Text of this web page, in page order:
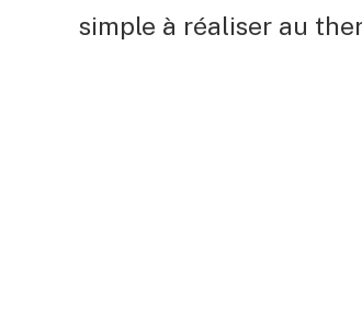
simple à réaliser au